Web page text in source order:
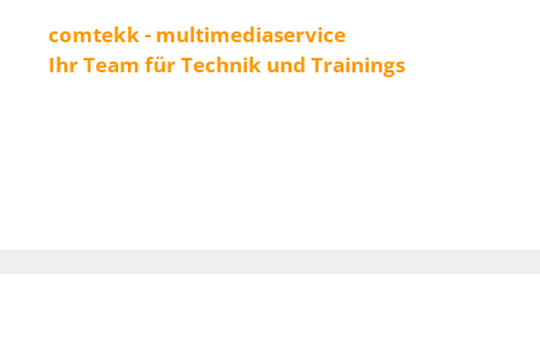
comtekk - multimediaservice
Ihr Team für Technik und Trainings